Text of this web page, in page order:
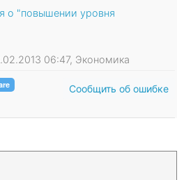
о "повышении уровня
06:47, Экономика
Сообщить об ошибке